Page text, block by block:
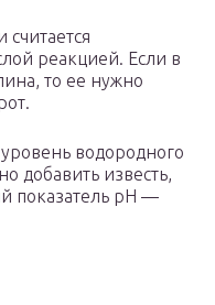
реакцией. Если в
то ее нужно
водородного
добавить известь,
показатель pH —